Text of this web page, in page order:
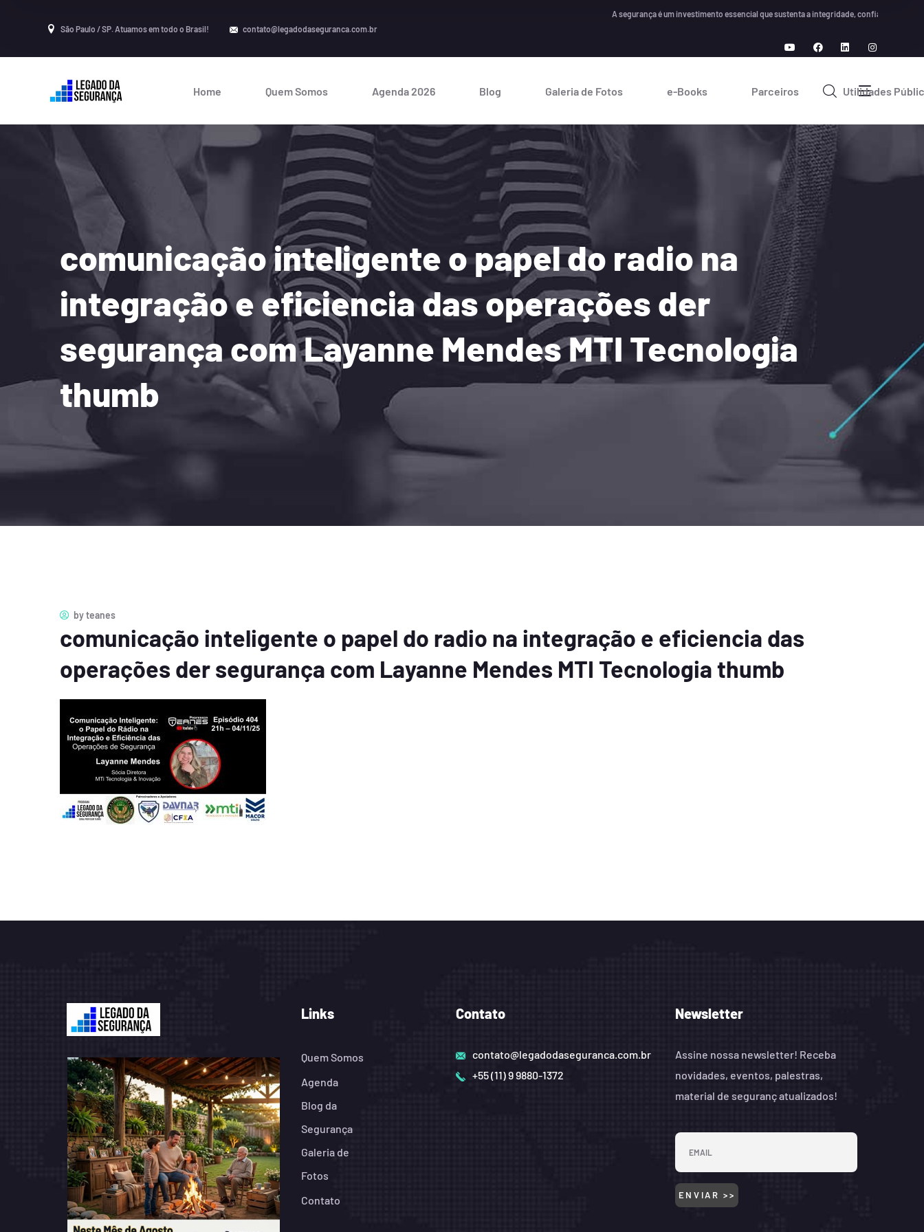
São Paulo / SP. Atuamos em todo o Brasil! contato@legadodaseguranca.com.br
A segurança é um investimento essencial que sustenta a integridade, confiança e
Home Quem Somos Agenda 2026 Blog Galeria de Fotos e-Books Parceiros Utilidades
comunicação inteligente o papel do radio na
integração e eficiencia das operações der
segurança com Layanne Mendes MTI Tecnologia
thumb
byteanes
comunicação inteligente o papel do radio na integração e eficiencia das
operações der segurança com Layanne Mendes MTI Tecnologia thumb
Links
Quem Somos
Agenda
Blog da
Segurança
Galeria de
Fotos
Contato
Contato
contato@legadodaseguranca.com.br
+55 (11) 9 9880-1372
Newsletter
Assine nossa newsletter! Receba
novidades, eventos, palestras,
material de seguranç atualizados!